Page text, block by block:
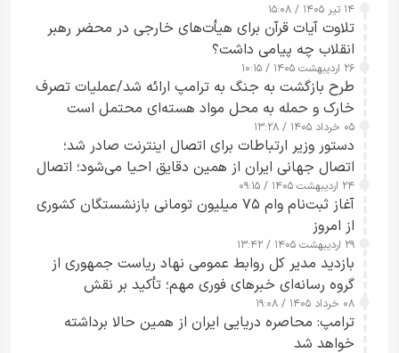
۱۴ تیر ۱۴۰۵ / ۱۵:۰۸
تلاوت آیات قرآن برای هیأت‌های خارجی در محضر رهبر
انقلاب چه پیامی داشت؟
۲۶ اردیبهشت ۱۴۰۵ / ۱۰:۱۵
طرح‌ بازگشت به جنگ به ترامپ ارائه شد/عملیات تصرف
خارک و حمله به محل مواد هسته‌ای محتمل است
۰۵ خرداد ۱۴۰۵ / ۱۳:۲۸
دستور وزیر ارتباطات برای اتصال اینترنت صادر شد؛
اتصال جهانی ایران از همین دقایق احیا می‌شود؛ اتصال
کامل مردم تا ۲۴ ساعت آینده
۲۴ اردیبهشت ۱۴۰۵ / ۰۹:۱۵
آغاز ثبت‌نام وام ۷۵ میلیون تومانی بازنشستگان کشوری
از امروز
۲۹ اردیبهشت ۱۴۰۵ / ۱۳:۴۲
بازدید مدیر کل روابط عمومی نهاد ریاست جمهوری از
گروه رسانه‌ای خبرهای فوری مهم؛ تأکید بر نقش
رسانه‌های هوشمند و مسئول در ارتقای آگاهی عمومی
۰۸ خرداد ۱۴۰۵ / ۱۹:۰۸
ترامپ: محاصره دریایی ایران از همین حالا برداشته
خواهد شد